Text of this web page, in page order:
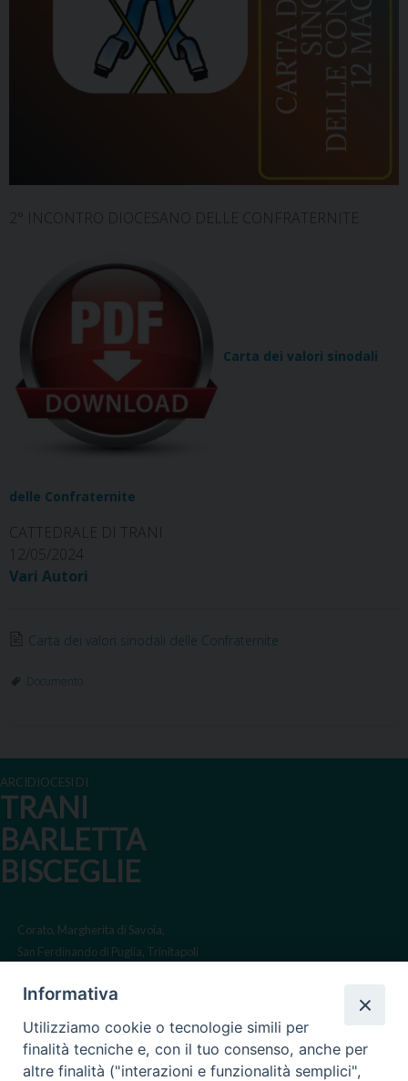
2° INCONTRO DIOCESANO DELLE CONFRATERNITE
Carta dei valori sinodali
delle Confraternite
CATTEDRALE DI TRANI
12/05/2024
Vari Autori
Carta dei valori sinodali delle Confraternite
Documento
ARCIDIOCESI DI
TRANI
BARLETTA
BISCEGLIE
Corato, Margherita di Savoia,
San Ferdinando di Puglia, Trinitapoli
Sede arcivescovile suffraganea
Regione ecclesiastica Puglia
Informativa
Utilizziamo cookie o tecnologie simili per
finalità tecniche e, con il tuo consenso, anche per
altre finalità ("interazioni e funzionalità semplici",